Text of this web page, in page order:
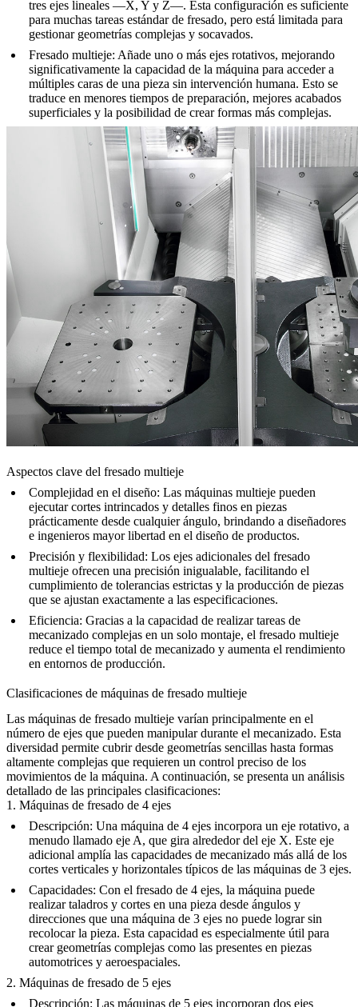
tres ejes lineales —X, Y y Z—. Esta configuración es suficiente
para muchas tareas estándar de fresado, pero está limitada para
gestionar geometrías complejas y socavados.
Fresado multieje: Añade uno o más ejes rotativos, mejorando
significativamente la capacidad de la máquina para acceder a
múltiples caras de una pieza sin intervención humana. Esto se
traduce en menores tiempos de preparación, mejores acabados
superficiales y la posibilidad de crear formas más complejas.
Aspectos clave del fresado multieje
Complejidad en el diseño: Las máquinas multieje pueden
ejecutar cortes intrincados y detalles finos en piezas
prácticamente desde cualquier ángulo, brindando a diseñadores
e ingenieros mayor libertad en el diseño de productos.
Precisión y flexibilidad: Los ejes adicionales del fresado
multieje ofrecen una precisión inigualable, facilitando el
cumplimiento de tolerancias estrictas y la producción de piezas
que se ajustan exactamente a las especificaciones.
Eficiencia: Gracias a la capacidad de realizar tareas de
mecanizado complejas en un solo montaje, el fresado multieje
reduce el tiempo total de mecanizado y aumenta el rendimiento
en entornos de producción.
Clasificaciones de máquinas de fresado multieje
Las máquinas de fresado multieje varían principalmente en el
número de ejes que pueden manipular durante el mecanizado. Esta
diversidad permite cubrir desde geometrías sencillas hasta formas
altamente complejas que requieren un control preciso de los
movimientos de la máquina. A continuación, se presenta un análisis
detallado de las principales clasificaciones:
1. Máquinas de fresado de 4 ejes
Descripción: Una máquina de 4 ejes incorpora un eje rotativo, a
menudo llamado eje A, que gira alrededor del eje X. Este eje
adicional amplía las capacidades de mecanizado más allá de los
cortes verticales y horizontales típicos de las máquinas de 3 ejes.
Capacidades: Con el fresado de 4 ejes, la máquina puede
realizar taladros y cortes en una pieza desde ángulos y
direcciones que una máquina de 3 ejes no puede lograr sin
recolocar la pieza. Esta capacidad es especialmente útil para
crear geometrías complejas como las presentes en piezas
automotrices y aeroespaciales.
2. Máquinas de fresado de 5 ejes
Descripción: Las máquinas de 5 ejes incorporan dos ejes